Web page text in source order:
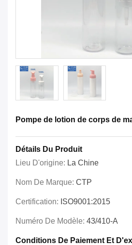
Pompe de lotion de corps de
Détails Du Produit
Lieu D'origine: La Chine
Nom De Marque: CTP
Certification: ISO9001:2015
Numéro De Modèle: 43/410-A
Conditions De Paiement Et